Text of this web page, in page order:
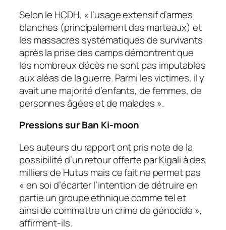
Selon le HCDH, « l’usage extensif d’armes
blanches (principalement des marteaux) et
les massacres systématiques de survivants
après la prise des camps démontrent que
les nombreux décès ne sont pas imputables
aux aléas de la guerre. Parmi les victimes, il y
avait une majorité d’enfants, de femmes, de
personnes âgées et de malades ».
Pressions sur Ban Ki-moon
Les auteurs du rapport ont pris note de la
possibilité d’un retour offerte par Kigali à des
milliers de Hutus mais ce fait ne permet pas
« en soi d’écarter l’intention de détruire en
partie un groupe ethnique comme tel et
ainsi de commettre un crime de génocide »,
affirment-ils.